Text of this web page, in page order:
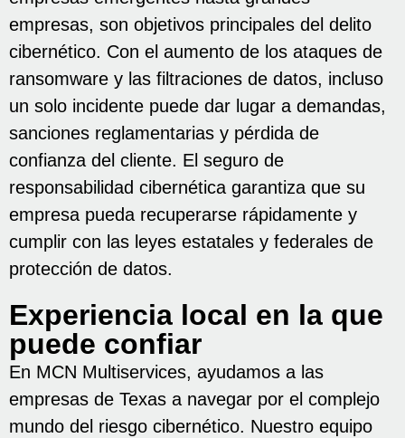
empresas, son objetivos principales del delito
cibernético. Con el aumento de los ataques de
ransomware y las filtraciones de datos, incluso
un solo incidente puede dar lugar a demandas,
sanciones reglamentarias y pérdida de
confianza del cliente. El seguro de
responsabilidad cibernética garantiza que su
empresa pueda recuperarse rápidamente y
cumplir con las leyes estatales y federales de
protección de datos.
Experiencia local en la que
puede confiar
En MCN Multiservices, ayudamos a las
empresas de Texas a navegar por el complejo
mundo del riesgo cibernético. Nuestro equipo